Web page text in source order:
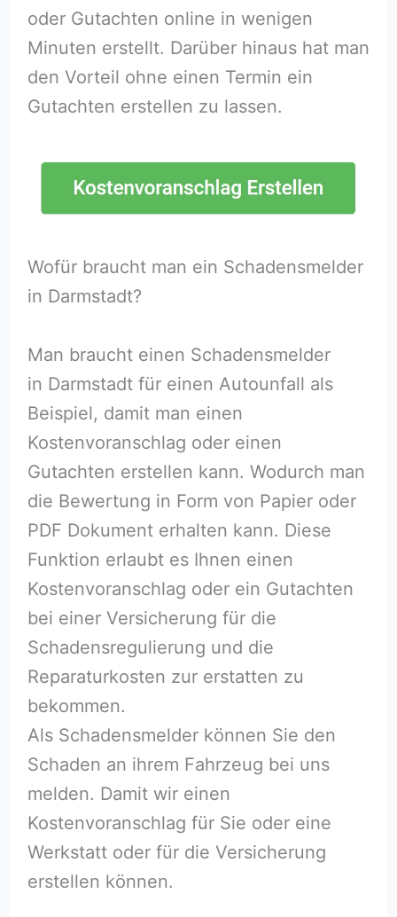
oder Gutachten online in wenigen
Minuten erstellt. Darüber hinaus hat man
den Vorteil ohne einen Termin ein
Gutachten erstellen zu lassen.
Wofür braucht man ein Schadensmelder
in Darmstadt?
Man braucht einen Schadensmelder
in Darmstadt für einen Autounfall als
Beispiel, damit man einen
Kostenvoranschlag oder einen
Gutachten erstellen kann. Wodurch man
die Bewertung in Form von Papier oder
PDF Dokument erhalten kann. Diese
Funktion erlaubt es Ihnen einen
Kostenvoranschlag oder ein Gutachten
bei einer Versicherung für die
Schadensregulierung und die
Reparaturkosten zur erstatten zu
bekommen.
Als Schadensmelder können Sie den
Schaden an ihrem Fahrzeug bei uns
melden. Damit wir einen
Kostenvoranschlag für Sie oder eine
Werkstatt oder für die Versicherung
erstellen können.